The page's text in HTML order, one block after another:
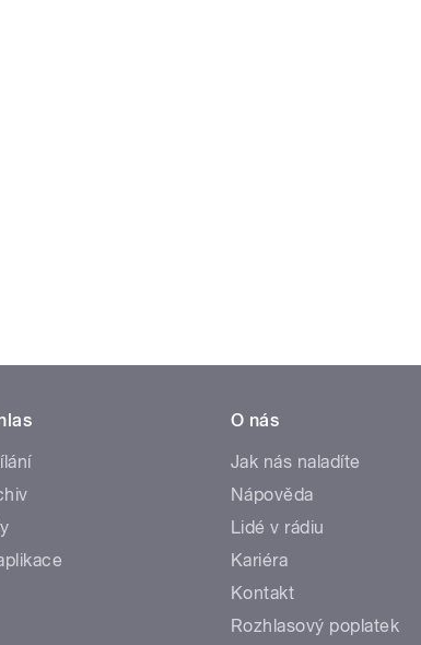
O nás
Jak nás naladíte
Nápověda
Lidé v rádiu
Kariéra
Kontakt
Rozhlasový poplatek